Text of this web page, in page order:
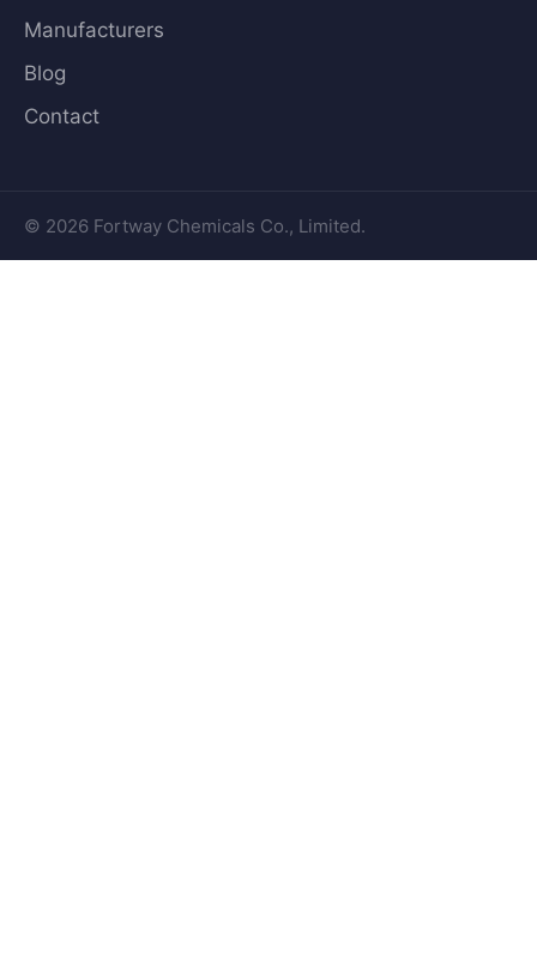
Manufacturers
Blog
Contact
© 2026 Fortway Chemicals Co., Limited.